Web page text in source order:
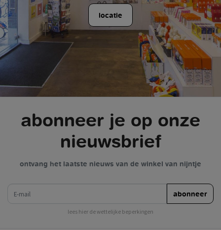
locatie
abonneer je op onze
nieuwsbrief
ontvang het laatste nieuws van de winkel van nijntje
abonneer
lees hier de wettelijke beperkingen